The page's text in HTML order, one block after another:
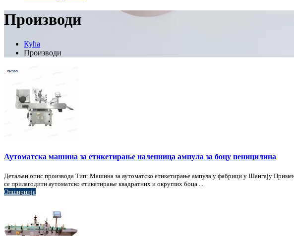
Производи
Кућа
Производи
Аутоматска машина за етикетирање налепница ампула за боцу пеницилина
Детаљан опис производа Тип: Машина за аутоматско етикетирање ампула у фабрици у Шангају
се прилагодити аутоматско етикетирање квадратних и округлих боца ...
Опширније